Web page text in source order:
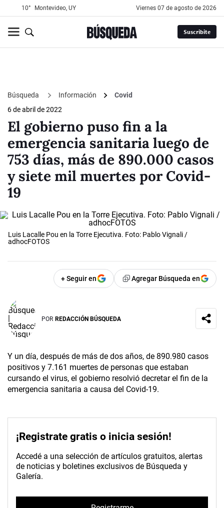
10° Montevideo, UY viernes 07 de agosto de 2026
Suscribite
Búsqueda Información
Covid
6 de abril de 2022
El gobierno puso fin a la
emergencia sanitaria luego de
753 días, más de 890.000 casos
y siete mil muertes por Covid-
19
Luis Lacalle Pou en la Torre Ejecutiva. Foto: Pablo Vignali /
adhocFOTOS
+ Seguir en Agregar Búsqueda en
POR REDACCIÓN BÚSQUEDA
Y un día, después de más de dos años, de 890.980 casos
positivos y 7.161 muertes de personas que estaban
cursando el virus, el gobierno resolvió decretar el fin de la
emergencia sanitaria a causa del Covid-19.
¡Registrate gratis o inicia sesión!
Accedé a una selección de artículos gratuitos, alertas
de noticias y boletines exclusivos de Búsqueda y
Galería.